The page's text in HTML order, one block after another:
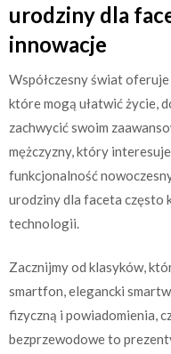
urodziny dla
innowacje
Współczesny świat
które mogą ułatwić życie,
zachwycić swoim
mężczyzny, który
funkcjonalność
urodziny dla faceta często
technologii.
Zacznijmy od klasyków,
smartfon, elegancki
fizyczną i powiadomienia,
bezprzewodowe to